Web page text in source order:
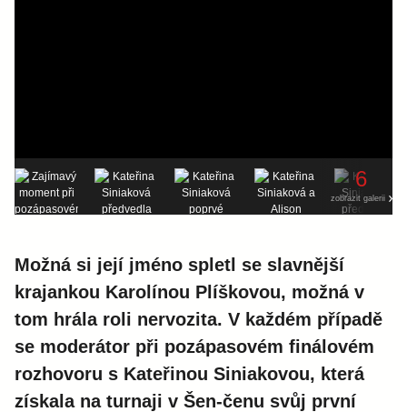
6
zobrazit galerii
Možná si její jméno spletl se slavnější
krajankou Karolínou Plíškovou, možná v
tom hrála roli nervozita. V každém případě
se moderátor při pozápasovém finálovém
rozhovoru s Kateřinou Siniakovou, která
získala na turnaji v Šen-čenu svůj první